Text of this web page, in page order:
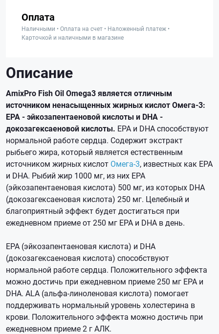
Оплата
Наличными • Оплата на счет • Наложенный платеж •
Карточкой и наличными в магазине
Описание
AmixPro Fish Oil Omega3 является отличным
источником ненасыщенных жирных кислот Омега-3:
EPA - эйкозапентаеновой кислоты и DHA -
докозагексаеновой кислоты. EPA и DHA способствуют
нормальной работе сердца. Содержит экстракт
рыбьего жира, который является естественным
источником жирных кислот Омега-3, известных как EPA
и DHA. Рыбий жир 1000 мг, из них EPA
(эйкозапентаеновая кислота) 500 мг, из которых DHA
(докозагексаеновая кислота) 250 мг. Целебный и
благоприятный эффект будет достигаться при
ежедневном приеме от 250 мг EPA и DHA в день.
EPA (эйкозапентаеновая кислота) и DHA
(докозагексаеновая кислота) способствуют
нормальной работе сердца. Положительного эффекта
можно достичь при ежедневном приеме 250 мг EPA и
DHA. ALA (альфа-линоленовая кислота) помогает
поддерживать нормальный уровень холестерина в
крови. Положительного эффекта можно достичь при
ежедневном приеме 2 г АЛК.